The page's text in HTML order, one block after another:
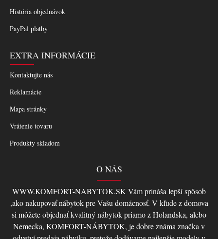
História objednávok
PayPal platby
EXTRA INFORMÁCIE
Kontaktujte nás
Reklamácie
Mapa stránky
Vrátenie tovaru
Produkty skladom
O NÁS
WWW.KOMFORT-NABYTOK.SK Vám prináša lepší spôsob
,ako nakupovať nábytok pre Vašu domácnosť. V kľude z domova
si môžete objednať kvalitný nábytok priamo z Holandska, alebo
Nemecka, KOMFORT-NÁBYTOK, je dobre známa značka v